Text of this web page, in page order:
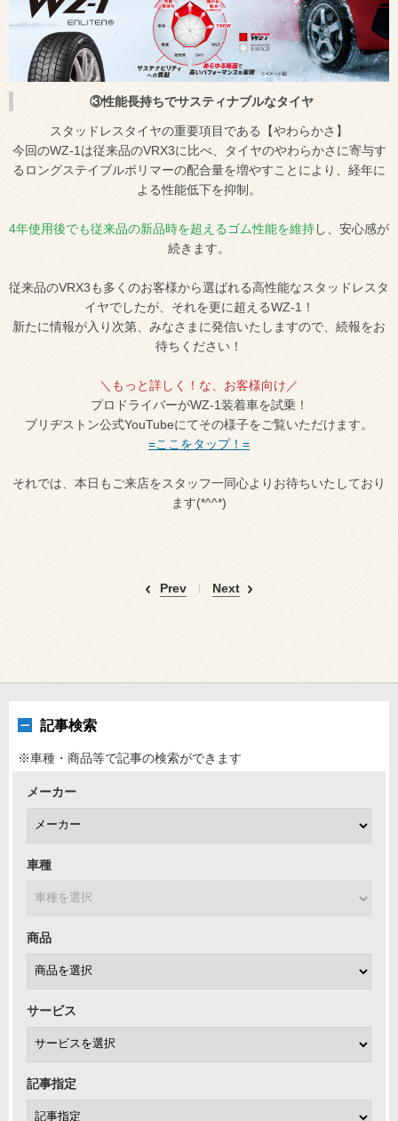
③性能長持ちでサスティナブルなタイヤ
スタッドレスタイヤの重要項目である【やわらかさ】
今回のWZ-1は従来品のVRX3に比べ、タイヤのやわらかさに寄与す
るロングステイブルポリマーの配合量を増やすことにより、経年に
よる性能低下を抑制。
4年使用後でも従来品の新品時を超えるゴム性能を維持し、安心感が
続きます。
従来品のVRX3も多くのお客様から選ばれる高性能なスタッドレスタ
イヤでしたが、それを更に超えるWZ-1！
新たに情報が入り次第、みなさまに発信いたしますので、続報をお
待ちください！
＼もっと詳しく！な、お客様向け／
プロドライバーがWZ-1装着車を試乗！
ブリヂストン公式YouTubeにてその様子をご覧いただけます。
=ここをタップ！=
それでは、本日もご来店をスタッフ一同心よりお待ちいたしており
ます(*^^*)
Prev Next
記事検索
※車種・商品等で記事の検索ができます
メーカー
車種
商品
サービス
記事指定